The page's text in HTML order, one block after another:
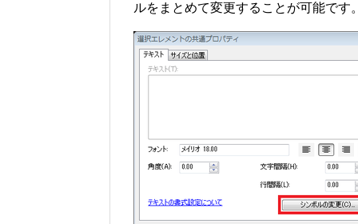
ルをまとめて変更することが可能です。